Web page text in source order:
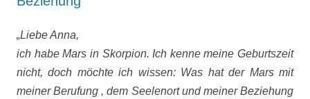
„Liebe Anna,
ich habe Mars in Skorpion. Ich kenne meine Geburtszeit
nicht, doch möchte ich wissen: Was hat der Mars mit
meiner Berufung , dem Seelenort und meiner Beziehung